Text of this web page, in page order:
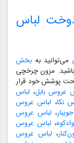
لباس
می‌توانید به بخش
باشید. مزون چرخچی
تحت پوشش خود قرار
عروس بابل، لباس
نکا، لباس عروس
، لباس عروس
، لباس عروس
، لباس عروس